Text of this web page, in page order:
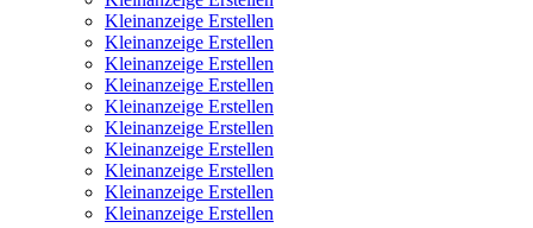
Kleinanzeige Erstellen
Kleinanzeige Erstellen
Kleinanzeige Erstellen
Kleinanzeige Erstellen
Kleinanzeige Erstellen
Kleinanzeige Erstellen
Kleinanzeige Erstellen
Kleinanzeige Erstellen
Kleinanzeige Erstellen
Kleinanzeige Erstellen